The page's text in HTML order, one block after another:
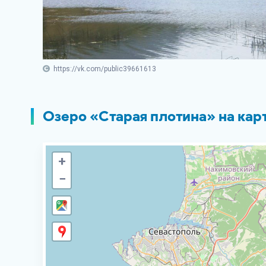
https://vk.com/public39661613
Озеро «Старая плотина» на
+
−